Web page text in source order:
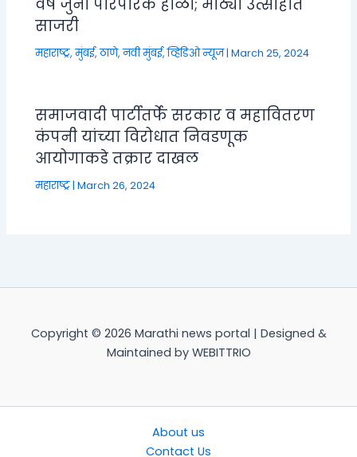
वर्षे जुनी पारंपरिक होळी; मोठ्या उत्साहात
साजरी
महाराष्ट्र,मुंबई, ठाणे, नवी मुंबई,व्हिडिओ न्यूज|March 25, 2024
समाजवादी पार्टीतर्फे सरकार व महावितरण
कंपनी यांच्या विरोधात निवडणूक
आयोगाकडे तक्रार दाखल
महाराष्ट्र|March 26, 2024
Copyright © 2026 Marathi news portal | Designed &
Maintained by WEBITTRIO
About us
Contact Us